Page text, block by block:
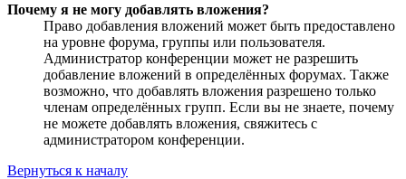
Почему я не могу добавлять вложения?
Право добавления вложений может быть предоставлено
на уровне форума, группы или пользователя.
Администратор конференции может не разрешить
добавление вложений в определённых форумах. Также
возможно, что добавлять вложения разрешено только
членам определённых групп. Если вы не знаете, почему
не можете добавлять вложения, свяжитесь с
администратором конференции.
Вернуться к началу